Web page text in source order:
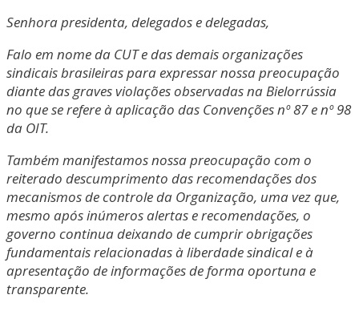
Senhora presidenta, delegados e delegadas,
Falo em nome da CUT e das demais organizações
sindicais brasileiras para expressar nossa preocupação
diante das graves violações observadas na Bielorrússia
no que se refere à aplicação das Convenções nº 87 e nº 98
da OIT.
Também manifestamos nossa preocupação com o
reiterado descumprimento das recomendações dos
mecanismos de controle da Organização, uma vez que,
mesmo após inúmeros alertas e recomendações, o
governo continua deixando de cumprir obrigações
fundamentais relacionadas à liberdade sindical e à
apresentação de informações de forma oportuna e
transparente.